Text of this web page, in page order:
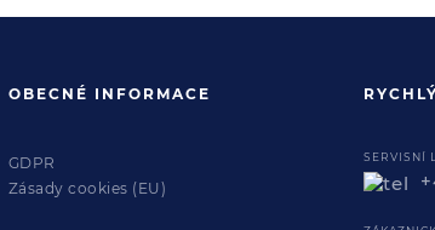
OBECNÉ INFORMACE
GDPR
Zásady cookies (EU)
SERVISNÍ